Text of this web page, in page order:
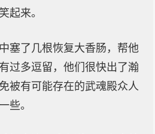
起来。
塞了几根恢复大香肠，帮他
过多逗留，他们很快出了瀚
被有可能存在的武魂殿众人
些。